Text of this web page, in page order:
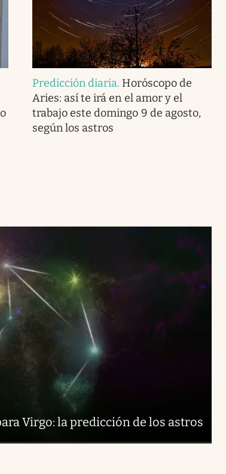
Predicción diaria. Horóscopo de
Aries: así te irá en el amor y el
trabajo este domingo 9 de agosto,
según los astros
Virgo: la predicción de los astros